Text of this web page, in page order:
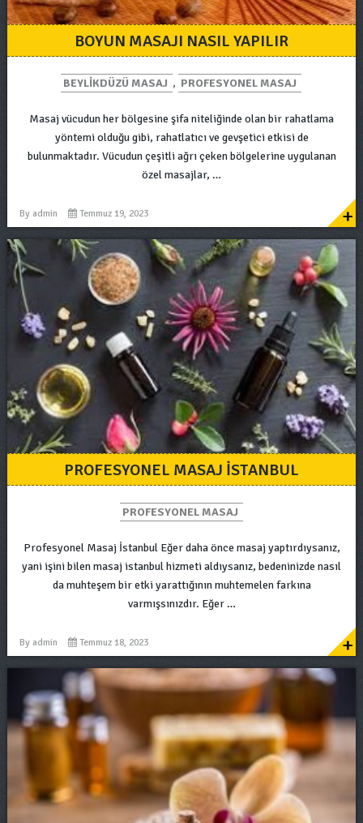
BOYUN MASAJI NASIL YAPILIR
BEYLIKDÜZÜ MASAJ , PROFESYONEL MASAJ
Masaj vücudun her bölgesine şifa niteliğinde olan bir rahatlama
yöntemi olduğu gibi, rahatlatıcı ve gevşetici etkisi de
bulunmaktadır. Vücudun çeşitli ağrı çeken bölgelerine uygulanan
özel masajlar, …
By admin Temmuz 19, 2023 +
PROFESYONEL MASAJ ISTANBUL
PROFESYONEL MASAJ
Profesyonel Masaj İstanbul Eğer daha önce masaj yaptırdıysanız,
yani işini bilen masaj istanbul hizmeti aldıysanız, bedeninizde nasıl
da muhteşem bir etki yarattığının muhtemelen farkına
varmışsınızdır. Eğer …
By admin Temmuz 18, 2023 +